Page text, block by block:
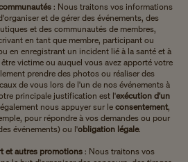
: Nous traitons vos informations
et de gérer des événements, des
et des communautés de membres,
en tant que membre, participant ou
en enregistrant un incident lié à la santé et à
victime ou auquel vous avez apporté votre
prendre des photos ou réaliser des
de vous lors de l'un de nos événements à
principale justification est l'exécution d'un
nous appuyer sur leconsentement,
pour répondre à vos demandes ou pour
événements) ou l'obligation légale.
et autres promotions : Nous traitons vos